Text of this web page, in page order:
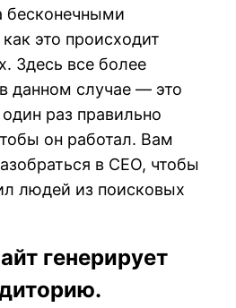
бесконечными
это происходит
Здесь все более
данном случае — это
раз правильно
он работал. Вам
в СЕО, чтобы
людей из поисковых
генерирует